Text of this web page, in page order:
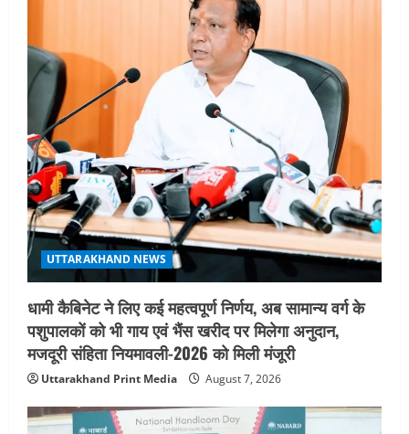
UTTARAKHAND NEWS
धामी कैबिनेट ने लिए कई महत्वपूर्ण निर्णय, अब सामान्य वर्ग के
पशुपालकों को भी गाय एवं भैंस खरीद पर मिलेगा अनुदान,
मजदूरी संहिता नियमावली-2026 को मिली मंजूरी
Uttarakhand Print Media August 7, 2026